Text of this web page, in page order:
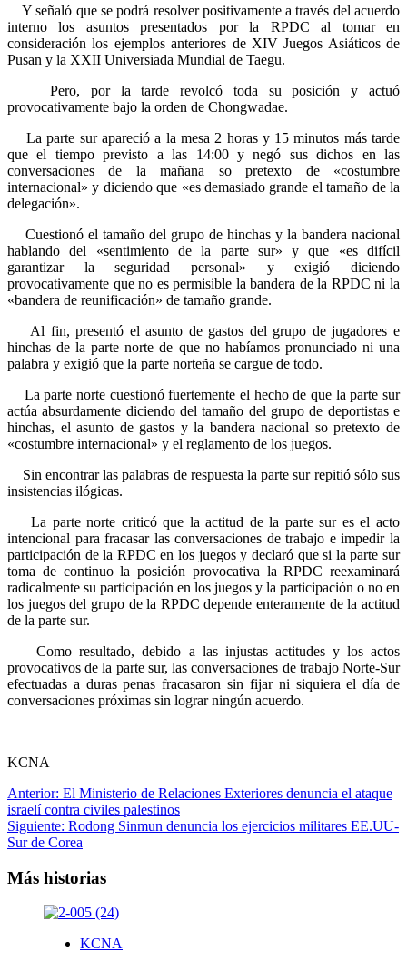
Y señaló que se podrá resolver positivamente a través del acuerdo
interno los asuntos presentados por la RPDC al tomar en
consideración los ejemplos anteriores de XIV Juegos Asiáticos de
Pusan y la XXII Universiada Mundial de Taegu.
Pero, por la tarde revolcó toda su posición y actuó
provocativamente bajo la orden de Chongwadae.
La parte sur apareció a la mesa 2 horas y 15 minutos más tarde
que el tiempo previsto a las 14:00 y negó sus dichos en las
conversaciones de la mañana so pretexto de «costumbre
internacional» y diciendo que «es demasiado grande el tamaño de la
delegación».
Cuestionó el tamaño del grupo de hinchas y la bandera nacional
hablando del «sentimiento de la parte sur» y que «es difícil
garantizar la seguridad personal» y exigió diciendo
provocativamente que no es permisible la bandera de la RPDC ni la
«bandera de reunificación» de tamaño grande.
Al fin, presentó el asunto de gastos del grupo de jugadores e
hinchas de la parte norte de que no habíamos pronunciado ni una
palabra y exigió que la parte norteña se cargue de todo.
La parte norte cuestionó fuertemente el hecho de que la parte sur
actúa absurdamente diciendo del tamaño del grupo de deportistas e
hinchas, el asunto de gastos y la bandera nacional so pretexto de
«costumbre internacional» y el reglamento de los juegos.
Sin encontrar las palabras de respuesta la parte sur repitió sólo sus
insistencias ilógicas.
La parte norte criticó que la actitud de la parte sur es el acto
intencional para fracasar las conversaciones de trabajo e impedir la
participación de la RPDC en los juegos y declaró que si la parte sur
toma de continuo la posición provocativa la RPDC reexaminará
radicalmente su participación en los juegos y la participación o no en
los juegos del grupo de la RPDC depende enteramente de la actitud
de la parte sur.
Como resultado, debido a las injustas actitudes y los actos
provocativos de la parte sur, las conversaciones de trabajo Norte-Sur
efectuadas a duras penas fracasaron sin fijar ni siquiera el día de
conversaciones próximas sin lograr ningún acuerdo.
KCNA
Navegación
de
entradas
Anterior: El Ministerio de Relaciones Exteriores denuncia el ataque
israelí contra civiles palestinos
Siguiente: Rodong Sinmun denuncia los ejercicios militares EE.UU-
Sur de Corea
Más historias
KCNA